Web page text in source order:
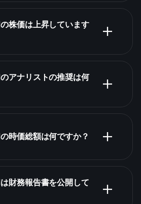
株価は上昇しています
アナリストの推奨は何
時価総額は何ですか？
財務報告書を公開して